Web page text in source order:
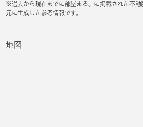
※過去から現在までに部屋まる。に掲載された不動
元に生成した参考情報です。
地図